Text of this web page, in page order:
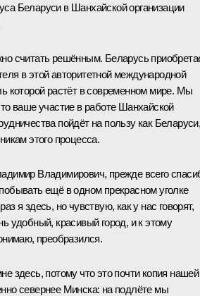
Беларуси в Шанхайской организации
считать решённым. Беларусь
в этой авторитетной международной
которой растёт в современном мире. Мы
ваше участие в работе Шанхайской
пойдёт на пользу как
этого процесса.
Владимирович, прежде всего
ещё в одном прекрасном уголке
я здесь, но чувствую, как у нас говорят,
удобный, красивый город, и к этому
преобразился.
здесь, потому что это почти копия нашей
севернее Минска: на подлёте мы